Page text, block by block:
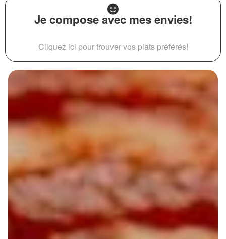
Je compose avec mes envies!
Cliquez ici pour trouver vos plats préférés!